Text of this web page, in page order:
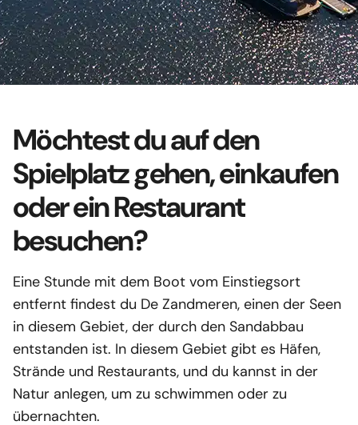
Lade das Blockhausboot-
Download
Die ideale Kombination
bietet die ideale Kombination!
Lesen Sie weiter
Kultur & Natur
Unser vielseitigste Fahrtgebiet mit
perfekten Stränden, aber auch
schönen Häfen wie der Festungsstadt
Heusden, wo Sie über Nacht anlegen
können.
Lesen Sie weiter
Machen Sie einen aktiven
Urlaub mit der Familie
Kontakt
Gut zu wissen
Geschenkgutschein
Geschäfts Bedingungen
Möchtest du auf den
Spielplatz gehen, einkaufen
oder ein Restaurant
besuchen?
Eine Stunde mit dem Boot vom Einstiegsort
entfernt findest du De Zandmeren, einen der Seen
in diesem Gebiet, der durch den Sandabbau
entstanden ist. In diesem Gebiet gibt es Häfen,
Strände und Restaurants, und du kannst in der
Natur anlegen, um zu schwimmen oder zu
übernachten.